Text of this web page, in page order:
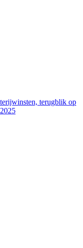
terugblik op